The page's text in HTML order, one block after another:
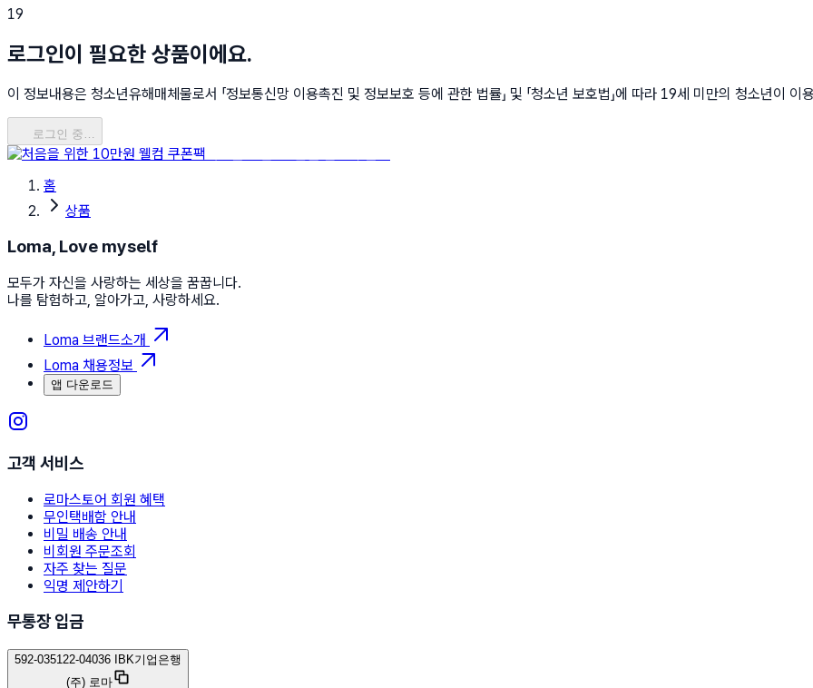
19
로그인이 필요한 상품이에요.
이 정보내용은 청소년유해매체물로서 「정보통신망 이용촉진 및 정보보호 등에 관한 법률」 및 「청소년 보호법」에 따라 19세 미만의 청소년이 이
로그인 중…
홈
상품
Loma, Love myself
모두가 자신을 사랑하는 세상을 꿈꿉니다.
나를 탐험하고, 알아가고, 사랑하세요.
Loma 브랜드소개
Loma 채용정보
앱 다운로드
고객 서비스
로마스토어 회원 혜택
무인택배함 안내
비밀 배송 안내
비회원 주문조회
자주 찾는 질문
익명 제안하기
무통장 입금
592-035122-04036 IBK기업은행
(주) 로마